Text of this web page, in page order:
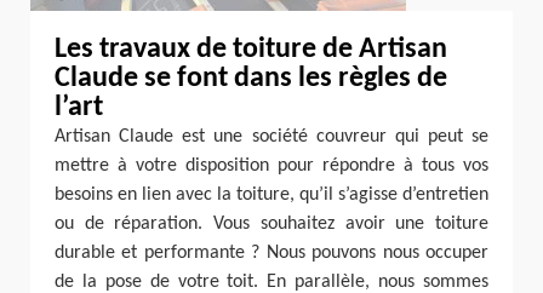
Les travaux de toiture de Artisan
Claude se font dans les règles de
l’art
Artisan Claude est une société couvreur qui peut se
mettre à votre disposition pour répondre à tous vos
besoins en lien avec la toiture, qu’il s’agisse d’entretien
ou de réparation. Vous souhaitez avoir une toiture
durable et performante ? Nous pouvons nous occuper
de la pose de votre toit. En parallèle, nous sommes